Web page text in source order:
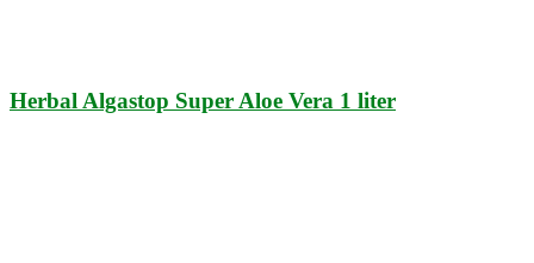
Herbal Algastop Super Aloe Vera 1 liter